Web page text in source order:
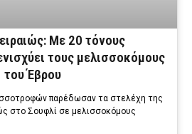
Με 20 τόνους
τους μελισσοκόμους
του Έβρου
παρέδωσαν τα στελέχη της
στο Σουφλί σε μελισσοκόμους